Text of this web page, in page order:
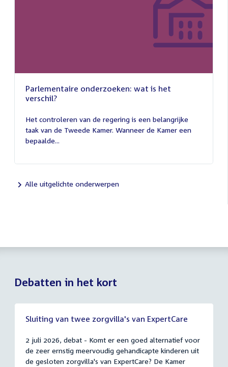
Parlementaire onderzoeken: wat is het
verschil?
juli
2026
Het controleren van de regering is een belangrijke
taak van de Tweede Kamer. Wanneer de Kamer een
bepaalde...
Alle uitgelichte onderwerpen
Debatten in het kort
Sluiting van twee zorgvilla's van ExpertCare
2 juli 2026, debat - Komt er een goed alternatief voor
de zeer ernstig meervoudig gehandicapte kinderen uit
de gesloten zorgvilla's van ExpertCare? De Kamer